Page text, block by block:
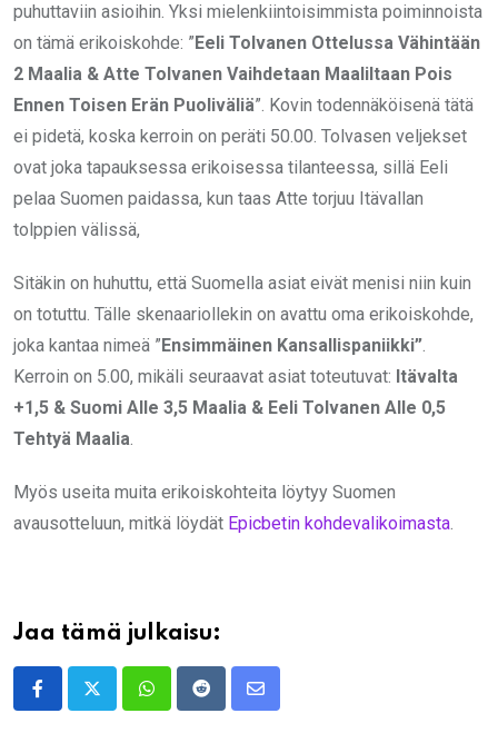
puhuttaviin asioihin. Yksi mielenkiintoisimmista poiminnoista
on tämä erikoiskohde: ” Eeli Tolvanen Ottelussa Vähintään
2 Maalia & Atte Tolvanen Vaihdetaan Maaliltaan Pois
Ennen Toisen Erän Puoliväliä”. Kovin todennäköisenä tätä
ei pidetä, koska kerroin on peräti 50.00. Tolvasen veljekset
ovat joka tapauksessa erikoisessa tilanteessa, sillä Eeli
pelaa Suomen paidassa, kun taas Atte torjuu Itävallan
tolppien välissä,
Sitäkin on huhuttu, että Suomella asiat eivät menisi niin kuin
on totuttu. Tälle skenaariollekin on avattu oma erikoiskohde,
joka kantaa nimeä ” Ensimmäinen Kansallispaniikki”.
Kerroin on 5.00, mikäli seuraavat asiat toteutuvat: Itävalta
+1,5 & Suomi Alle 3,5 Maalia & Eeli Tolvanen Alle 0,5
Tehtyä Maalia.
Myös useita muita erikoiskohteita löytyy Suomen
avausotteluun, mitkä löydät Epicbetin kohdevalikoimasta.
Jaa tämä julkaisu:
WhatsappRedditShare